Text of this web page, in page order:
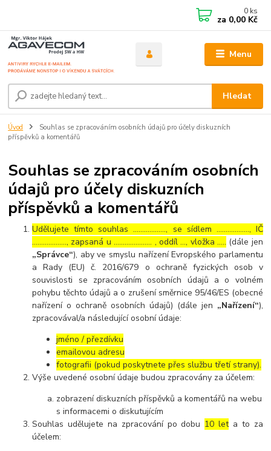
Menu
Hledat
0 ks
za 0,00 Kč
Úvod
Souhlas se zpracováním osobních údajů pro účely diskuzních
příspěvků a komentářů
Souhlas se zpracováním osobních
údajů pro účely diskuzních
příspěvků a komentářů
Udělujete tímto souhlas ……………..., se sídlem ………………, IČ
………………., zapsaná u ………………… , oddíl …, vložka ….. (dále jen
„Správce“), aby ve smyslu nařízení Evropského parlamentu
a Rady (EU) č. 2016/679 o ochraně fyzických osob v
souvislosti se zpracováním osobních údajů a o volném
pohybu těchto údajů a o zrušení směrnice 95/46/ES (obecné
nařízení o ochraně osobních údajů) (dále jen „Nařízení“),
zpracovával/a následující osobní údaje:
jméno / přezdívku
emailovou adresu
fotografii (pokud poskytnete přes službu třetí strany).
Výše uvedené osobní údaje budou zpracovány za účelem:
zobrazení diskuzních příspěvků a komentářů na webu
s informacemi o diskutujícím
Souhlas udělujete na zpracování po dobu 10 leta to za
účelem: